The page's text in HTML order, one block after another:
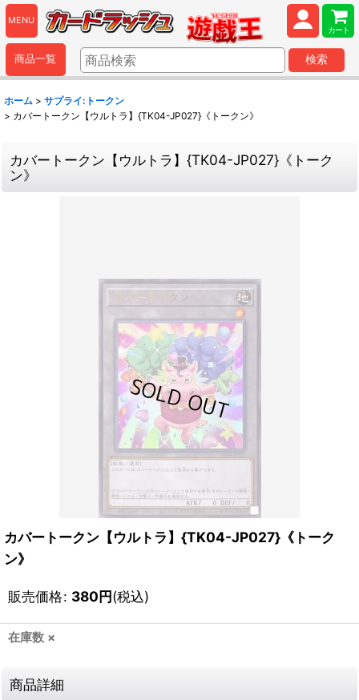
MENU
カート
商品一覧 検索
ホーム > サプライ:トークン
> カバートークン【ウルトラ】{TK04-JP027}《トークン》
カバートークン【ウルトラ】{TK04-JP027}《トーク
ン》
カバートークン【ウルトラ】{TK04-JP027}《トーク
ン》
販売価格: 380円(税込)
在庫数 ×
商品詳細